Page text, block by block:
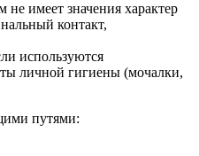
имеет значения характер
контакт,
используются
личной гигиены (мочалки,
путями: